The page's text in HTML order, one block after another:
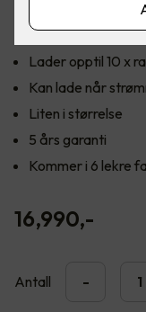
Fordeler med
Lader opptil 10 x
Kan lade når
Liten i størrelse
5 års garanti
Kommer i 6 lekre
16,990,-
Antall -